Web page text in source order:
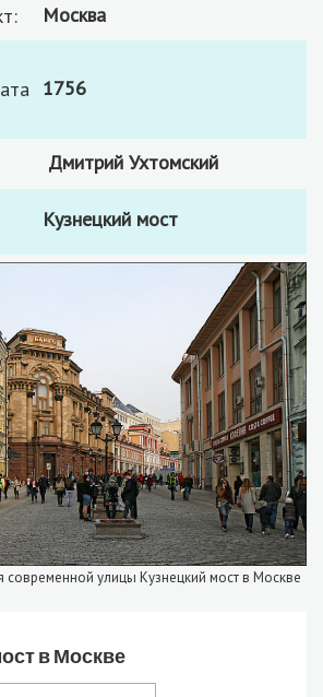
Москва
1756
Дмитрий Ухтомский
Кузнецкий мост
современной улицы Кузнецкий мост в Москве
в Москве